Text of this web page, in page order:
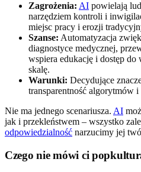
Zagrożenia: AI powielają
narzędziem kontroli i
miejsc pracy i erozji
Szanse: Automatyzacja
diagnostyce medycznej,
wspiera edukację i dostęp do
skalę.
Warunki: Decydujące
transparentność algorytmów i
Nie ma jednego scenariusza. AI
jak i przekleństwem – wszystko
odpowiedzialność narzucimy jej
Czego nie mówi ci